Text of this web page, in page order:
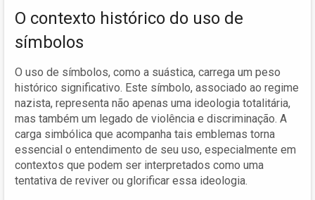
O contexto histórico do uso de
símbolos
O uso de símbolos, como a suástica, carrega um peso
histórico significativo. Este símbolo, associado ao regime
nazista, representa não apenas uma ideologia totalitária,
mas também um legado de violência e discriminação. A
carga simbólica que acompanha tais emblemas torna
essencial o entendimento de seu uso, especialmente em
contextos que podem ser interpretados como uma
tentativa de reviver ou glorificar essa ideologia.